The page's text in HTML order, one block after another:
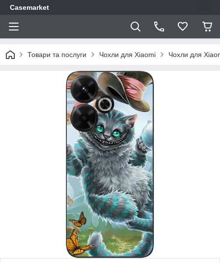
Casemarket
Товари та послуги Чохли для Xiaomi Чохли для